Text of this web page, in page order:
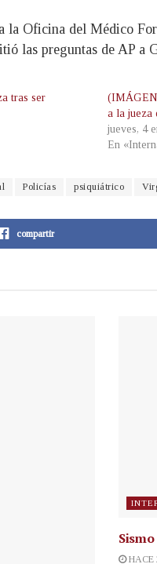
la Oficina del Médico
las preguntas de AP
tras ser
a la jueza
jueves, 4
En
Policías psiquiátrico
compartir
HACE